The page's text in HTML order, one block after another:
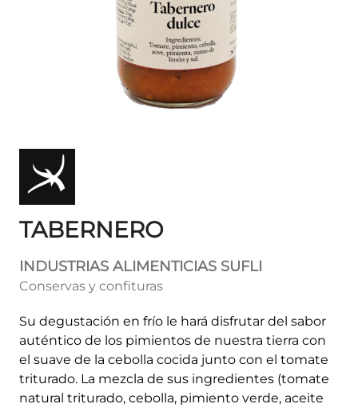
TABERNERO
INDUSTRIAS ALIMENTICIAS SUFLI
Conservas y confituras
Su degustación en frío le hará disfrutar del sabor
auténtico de los pimientos de nuestra tierra con
el suave de la cebolla cocida junto con el tomate
triturado. La mezcla de sus ingredientes (tomate
natural triturado, cebolla, pimiento verde, aceite